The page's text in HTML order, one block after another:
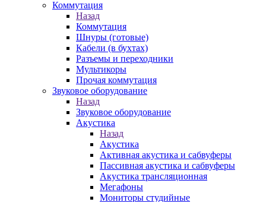
Коммутация
Назад
Коммутация
Шнуры (готовые)
Кабели (в бухтах)
Разъемы и переходники
Мультикоры
Прочая коммутация
Звуковое оборудование
Назад
Звуковое оборудование
Акустика
Назад
Акустика
Активная акустика и сабвуферы
Пассивная акустика и сабвуферы
Акустика трансляционная
Мегафоны
Мониторы студийные